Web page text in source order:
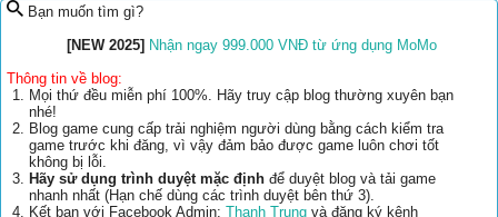
Bạn muốn tìm gì?
[NEW 2025] Nhận ngay 999.000 VNĐ từ ứng dụng MoMo
Thông tin về blog:
Mọi thứ đều miễn phí 100%. Hãy truy cập blog thường xuyên bạn
nhé!
Blog game cung cấp trải nghiệm người dùng bằng cách kiểm tra
game trước khi đăng, vì vậy đảm bảo được game luôn chơi tốt
không bị lỗi.
Hãy sử dụng trình duyệt mặc định để duyệt blog và tải game
nhanh nhất (Hạn chế dùng các trình duyệt bên thứ 3).
Kết bạn với Facebook Admin: Thanh Trung và đăng ký kênh